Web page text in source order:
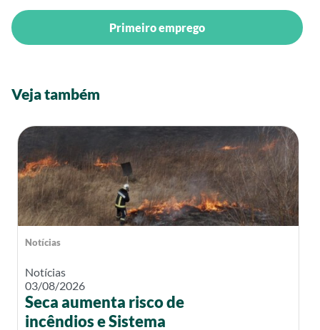
Primeiro emprego
Veja também
Notícias
Notícias
03/08/2026
Seca aumenta risco de
incêndios e Sistema